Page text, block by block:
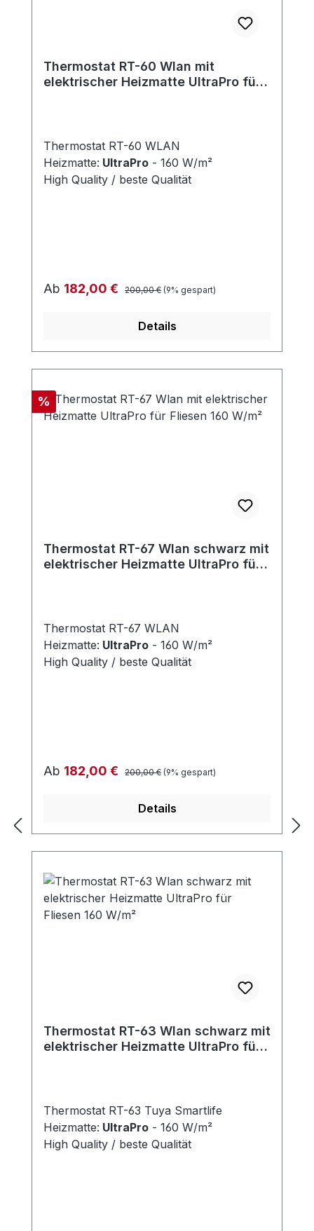
Thermostat RT-60 Wlan mit
elektrischer Heizmatte UltraPro für
Thermostat RT-60 WLAN
Heizmatte: UltraPro - 160 W/m²
High Quality / beste Qualität
Verkaufspreis:
Ab 182,00 € Regulärer Preis:
200,00 € (9% gespart)
Details
Rabatt
%
Thermostat RT-67 Wlan schwarz mit
elektrischer Heizmatte UltraPro für
Thermostat RT-67 WLAN
Heizmatte: UltraPro - 160 W/m²
High Quality / beste Qualität
Verkaufspreis:
Ab 182,00 € Regulärer Preis:
200,00 € (9% gespart)
Details
Thermostat RT-63 Wlan schwarz mit
elektrischer Heizmatte UltraPro für
Thermostat RT-63 Tuya Smartlife
Heizmatte: UltraPro - 160 W/m²
High Quality / beste Qualität